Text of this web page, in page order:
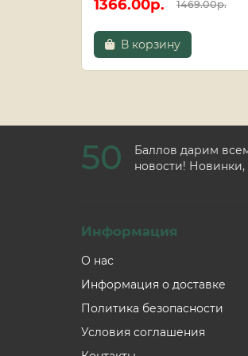
1366.00р. 1469.00р.
В корзину
50
Баллов дарим
новости! Новинки,
Информация
О нас
Информация о доставке
Политика безопасности
Условия соглашения